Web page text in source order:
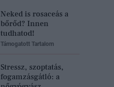
Neked is rosaceás a
bőrőd? Innen
tudhatod!
Támogatott Tartalom
Stressz, szoptatás,
fogamzásgátló: a